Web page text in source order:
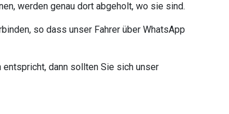
werden genau dort abgeholt, wo sie sind.
so dass unser Fahrer über WhatsApp
dann sollten Sie sich unser